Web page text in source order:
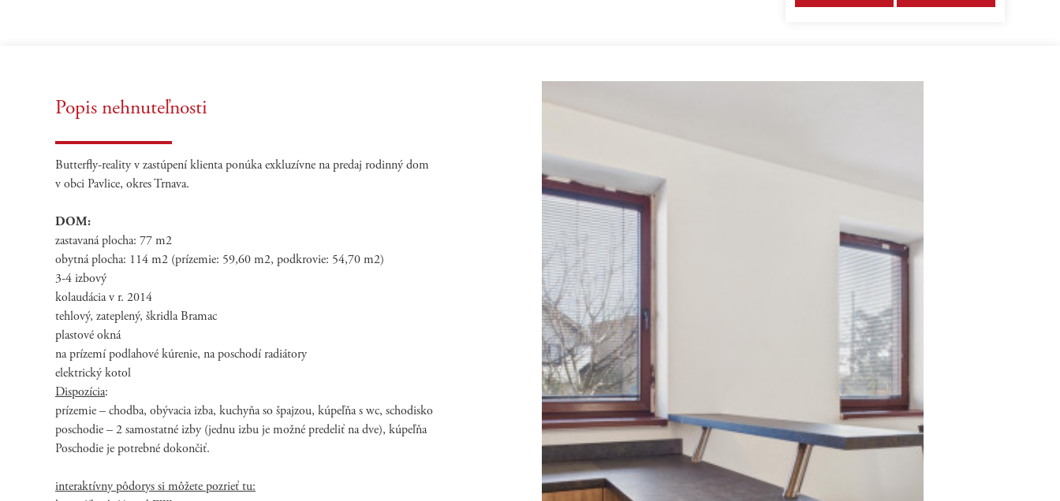
Popis nehnuteľnosti
Butterfly-reality v zastúpení klienta ponúka exkluzívne na predaj rodinný dom
v obci Pavlice, okres Trnava.
DOM:
zastavaná plocha: 77 m2
obytná plocha: 114 m2 (prízemie: 59,60 m2, podkrovie: 54,70 m2)
3-4 izbový
kolaudácia v r. 2014
tehlový, zateplený, škridla Bramac
plastové okná
na prízemí podlahové kúrenie, na poschodí radiátory
elektrický kotol
Dispozícia:
prízemie – chodba, obývacia izba, kuchyňa so špajzou, kúpeľňa s wc, schodisko
poschodie – 2 samostatné izby (jednu izbu je možné predeliť na dve), kúpeľňa
Poschodie je potrebné dokončiť.
interaktívny pôdorys si môžete pozrieť tu: